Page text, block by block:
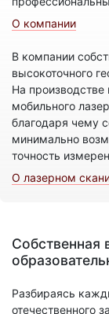
О компании
В компании
высокоточного
На производстве
мобильного
благодаря чему
минимально
точность
О лазерном
Собственная
Разбираясь
отечественного